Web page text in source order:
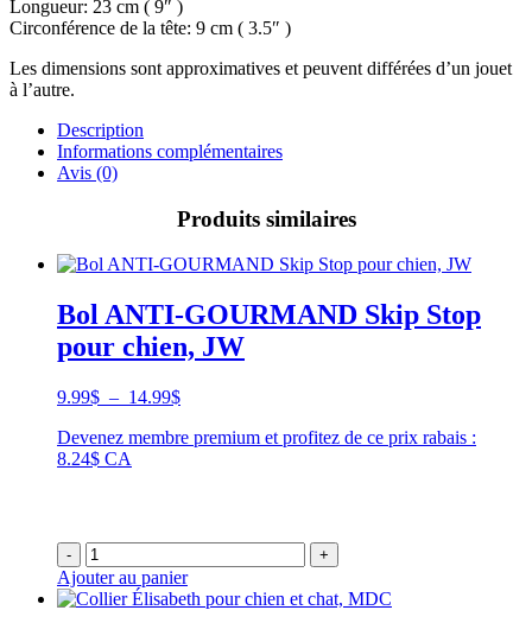
Longueur: 23 cm ( 9″ )
Circonférence de la tête: 9 cm ( 3.5″ )
Les dimensions sont approximatives et peuvent différées d’un jouet
à l’autre.
Description
Informations complémentaires
Avis (0)
Produits similaires
Bol ANTI-GOURMAND Skip Stop
pour chien, JW
9.99$ – 14.99$Plage
prix :
Devenez membre premium et profitez de ce prix rabais :
8.24$ CA
- +
Ajouter au panier